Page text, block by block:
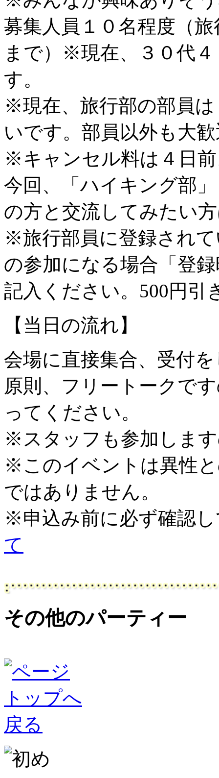
募集人員１０名程度（
まで）※現在、３０代
す。
※現在、旅行部の部員
いです。部員以外も大
※キャンセル料は４日
今回、「ハイキング部
の方と交流してみたい
※旅行部員に登録され
の参加になる場合「登
記入ください。500円引
【当日の流れ】
会場に直接集合、受付
原則、フリートークで
ってください。
※スタッフも参加しま
※このイベントは異性
ではありません。
※申込み前に必ず確認
て
その他のパーティー